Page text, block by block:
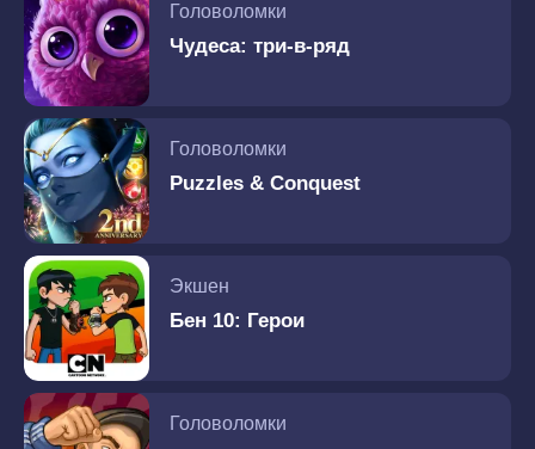
Головоломки
Чудеса: три-в-ряд
Головоломки
Puzzles & Conquest
Экшен
Бен 10: Герои
Головоломки